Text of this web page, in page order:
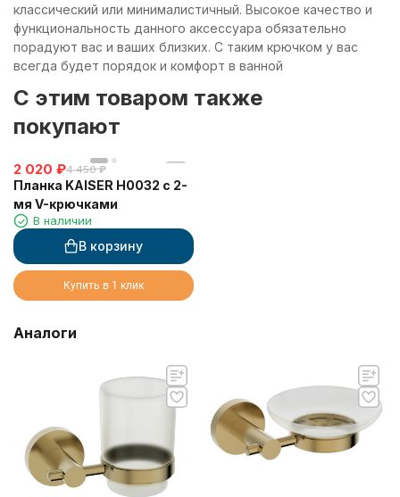
классический или минималистичный. Высокое качество и
функциональность данного аксессуара обязательно
порадуют вас и ваших близких. С таким крючком у вас
всегда будет порядок и комфорт в ванной
C этим товаром также
покупают
2 020 ₽4 450 ₽
Планка KAISER H0032 с 2-
мя V-крючками
В наличии
В корзину
Купить в 1 клик
Аналоги